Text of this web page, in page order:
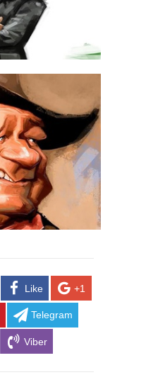
Like +1
Telegram
Viber